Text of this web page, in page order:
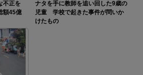
不正を
額45億
ナタを手に教師を追い回した9歳の
児童 学校で起きた事件が問いか
けたもの